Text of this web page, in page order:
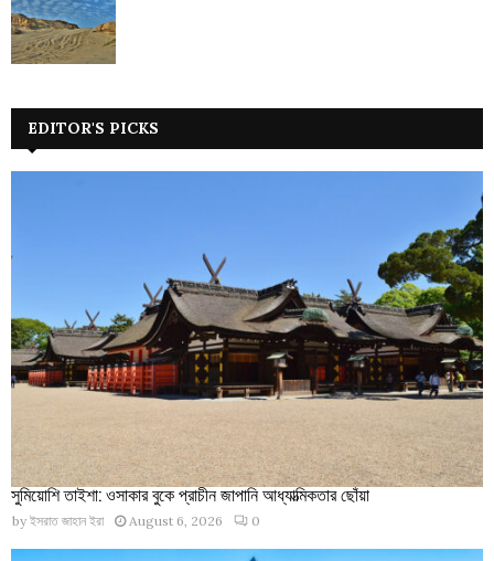
EDITOR'S PICKS
সুমিয়োশি তাইশা: ওসাকার বুকে প্রাচীন জাপানি আধ্যাত্মিকতার ছোঁয়া
by ইসরাত জাহান ইরা August 6, 2026 0